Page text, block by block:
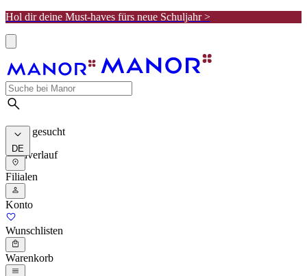
Hol dir deine Must-haves fürs neue Schuljahr >
Meist gesucht
Suchverlauf
DE
Filialen
Konto
Wunschlisten
Warenkorb